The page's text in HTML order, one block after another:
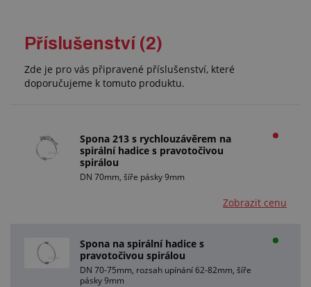
Příslušenství (2)
Zde je pro vás připravené příslušenství, které
doporučujeme k tomuto produktu.
Spona 213 s rychlouzávěrem na
spirální hadice s pravotočivou
spirálou
DN 70mm, šíře pásky 9mm
Zobrazit cenu
Spona na spirální hadice s
pravotočivou spirálou
DN 70-75mm, rozsah upínání 62-82mm, šíře
pásky 9mm